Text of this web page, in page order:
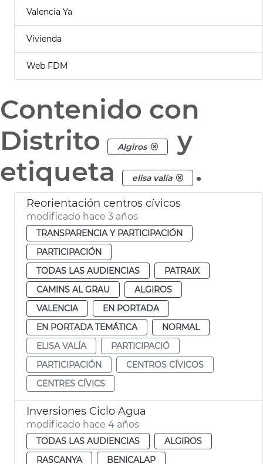
Valencia Ya
Vivienda
Web FDM
Contenido con
Distrito
Algiros
y
etiqueta
elisa valía .
Reorientación centros cívicos
modificado hace 3 años
TRANSPARENCIA Y PARTICIPACIÓN
PARTICIPACIÓN
TODAS LAS AUDIENCIAS
PATRAIX
CAMINS AL GRAU
ALGIROS
VALENCIA
EN PORTADA
EN PORTADA TEMÁTICA
NORMAL
ELISA VALÍA
PARTICIPACIÓ
PARTICIPACIÓN
CENTROS CÍVICOS
CENTRES CÍVICS
Inversiones Ciclo Agua
modificado hace 4 años
TODAS LAS AUDIENCIAS
ALGIROS
RASCANYA
BENICALAP